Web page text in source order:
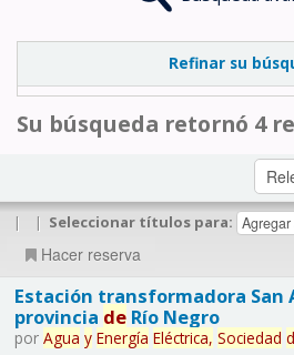
Refinar su
Su búsqueda retornó 4
| | Seleccionar títulos para:
Hacer reserva
Estación transformadora San
provincia deRío Negro
por Agua y Energía Eléctrica, Sociedad